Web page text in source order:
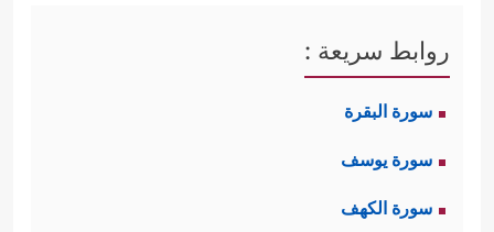
روابط سريعة :
سورة البقرة
سورة يوسف
سورة الكهف